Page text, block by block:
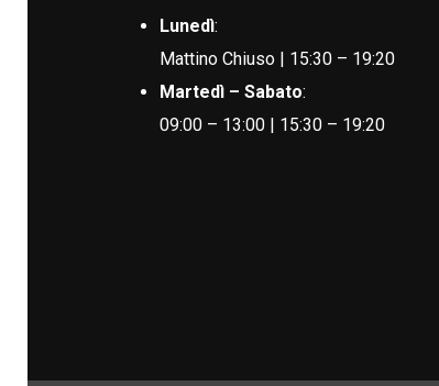
Lunedì:
Mattino Chiuso | 15:30 – 19:20
Martedì – Sabato:
09:00 – 13:00 | 15:30 – 19:20